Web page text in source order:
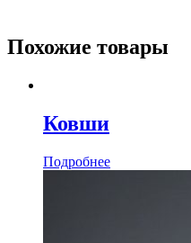
Похожие товары
Ковши
Подробнее